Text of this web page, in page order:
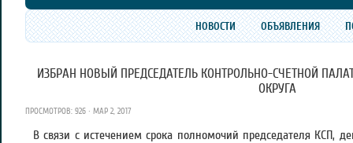
НОВОСТИ ОБЪЯВЛЕНИЯ
ИЗБРАН НОВЫЙ ПРЕДСЕДАТЕЛЬ КОНТРОЛЬНО-СЧЕТНОЙ
ОКРУГА
ПРОСМОТРОВ: 926 · МАР 2, 2017
В связи с истечением срока полномочий председателя КСП,